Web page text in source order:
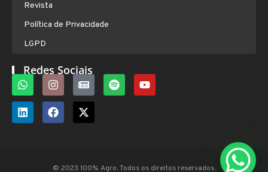
Revista
Política de Privacidade
LGPD
Redes Sociais
© 2023 100% Agro. Todos os direitos reservados.